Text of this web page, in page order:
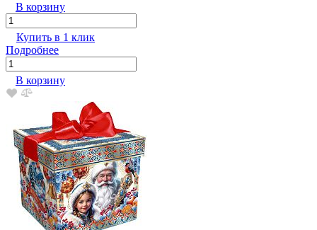
В корзину
Купить в 1 клик
Подробнее
В корзину